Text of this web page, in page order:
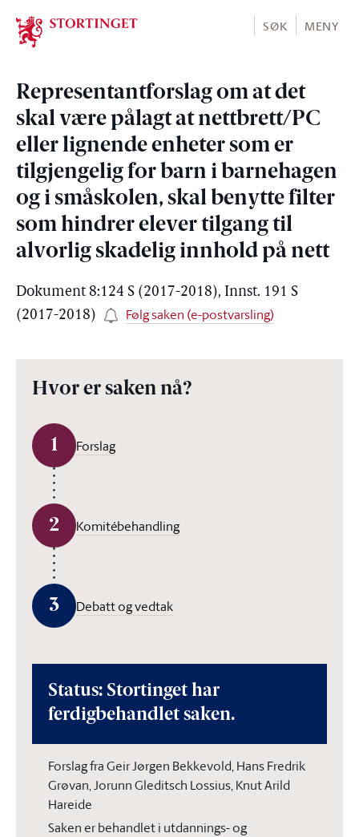
Stortinget.no
SØK MENY
Representantforslag om at det
skal være pålagt at nettbrett/PC
eller lignende enheter som er
tilgjengelig for barn i barnehagen
og i småskolen, skal benytte filter
som hindrer elever tilgang til
alvorlig skadelig innhold på nett
Dokument 8:124 S (2017-2018), Innst. 191 S
(2017-2018)
Følg saken (e-postvarsling)
Hvor er saken nå?
1 Forslag
2 Komitébehandling
3 Debatt og vedtak
Status: Stortinget har
ferdigbehandlet saken.
Forslag fra Geir Jørgen Bekkevold, Hans Fredrik
Grøvan, Jorunn Gleditsch Lossius, Knut Arild
Hareide
Saken er behandlet i utdannings- og